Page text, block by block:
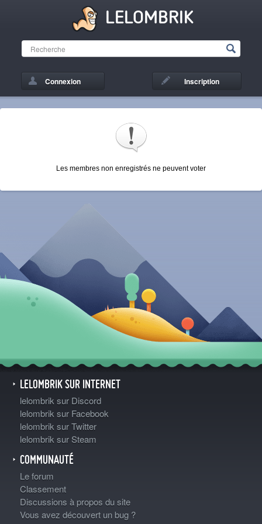
LELOMBRIK
Connexion Inscription
Les membres non enregistrés ne peuvent voter
LELOMBRIK SUR INTERNET
lelombrik sur Discord
lelombrik sur Facebook
lelombrik sur Twitter
lelombrik sur Steam
COMMUNAUTÉ
Le forum
Classement
Discussions à propos du site
Vous avez découvert un bug ?